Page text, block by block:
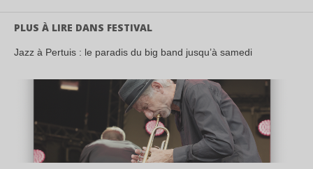
PLUS À LIRE DANS FESTIVAL
Jazz à Pertuis : le paradis du big band jusqu’à samedi